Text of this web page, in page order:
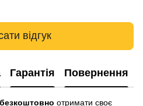
відгук
Гарантія Повернення
безкоштовно отримати своє